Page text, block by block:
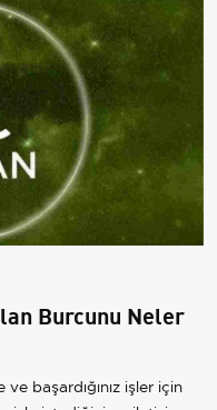
Burcunu Neler
başardığınız işler için